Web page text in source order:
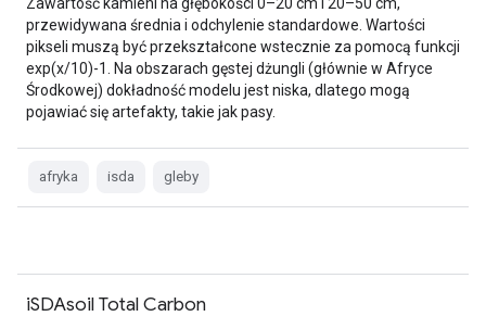
przewidywana średnia i odchylenie standardowe. Wartości
pikseli muszą być przekształcone wstecznie za pomocą funkcji
exp(x/10)-1. Na obszarach gęstej dżungli (głównie w Afryce
Środkowej) dokładność modelu jest niska, dlatego mogą
pojawiać się artefakty, takie jak pasy.
afryka isda gleby
iSDAsoil Total Carbon